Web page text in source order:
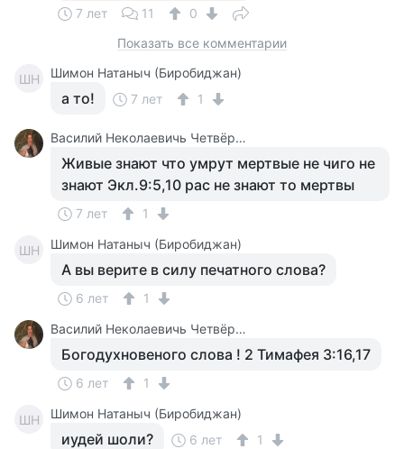
7 лет 11
0
Показать все комментарии
ШН Шимон Натаныч (Биробиджан)
а то! 7 лет 1
Василий Неколаевичь Четвёркин
Живые знают что умрут мертвые не чиго не
знают Экл.9:5,10 рас не знают то мертвы
7 лет 1
ШН Шимон Натаныч (Биробиджан)
А вы верите в силу печатного слова?
6 лет
1
Василий Неколаевичь Четвёркин
Богодухновеного слова ! 2 Тимафея 3:16,17
6 лет 1
ШН Шимон Натаныч (Биробиджан)
иудей шоли? 6 лет 1